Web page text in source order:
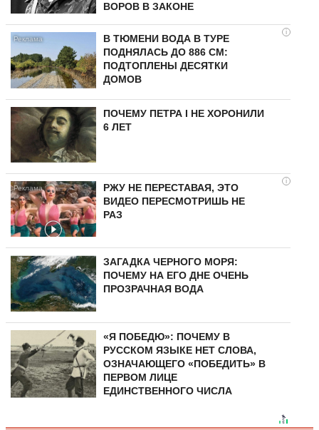
ВОРОВ В ЗАКОНЕ
i
В ТЮМЕНИ ВОДА В ТУРЕ
ПОДНЯЛАСЬ ДО 886 СМ:
ПОДТОПЛЕНЫ ДЕСЯТКИ
ДОМОВ
ПОЧЕМУ ПЕТРА I НЕ ХОРОНИЛИ
6 ЛЕТ
i
РЖУ НЕ ПЕРЕСТАВАЯ, ЭТО
ВИДЕО ПЕРЕСМОТРИШЬ НЕ
РАЗ
ЗАГАДКА ЧЕРНОГО МОРЯ:
ПОЧЕМУ НА ЕГО ДНЕ ОЧЕНЬ
ПРОЗРАЧНАЯ ВОДА
«Я ПОБЕДЮ»: ПОЧЕМУ В
РУССКОМ ЯЗЫКЕ НЕТ СЛОВА,
ОЗНАЧАЮЩЕГО «ПОБЕДИТЬ» В
ПЕРВОМ ЛИЦЕ
ЕДИНСТВЕННОГО ЧИСЛА